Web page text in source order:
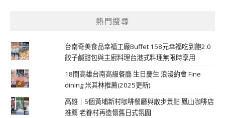
熱門搜尋
台南奇美食品幸福工廠Buffet 158元幸福吃到飽2.0
餃子鹹甜包與主廚料理台港式料理無限時享用
18間高雄台南高級餐廳 生日慶生 浪漫約會 Fine
dining 米其林推薦(2025更新)
高雄｜5個黃埔新村咖啡餐廳與散步景點 鳳山咖啡店
推薦 老眷村再造懷舊日式氛圍